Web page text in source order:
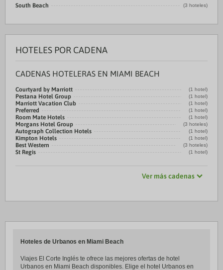
South Beach (3 hoteles)
HOTELES POR CADENA
CADENAS HOTELERAS EN MIAMI BEACH
Courtyard by Marriott (1 hotel)
Pestana Hotel Group (1 hotel)
Marriott Vacation Club (1 hotel)
Preferred (1 hotel)
Room Mate Hotels (1 hotel)
Morgans Hotel Group (3 hoteles)
Autograph Collection Hotels (1 hotel)
Kimpton Hotels (1 hotel)
Best Western (3 hoteles)
St Regis (1 hotel)
Ver más cadenas
Hoteles de Urbanos en Miami Beach
Viajes El Corte Inglés te ofrece las mejores ofertas de hotel
Urbanos en Miami Beach disponibles. Elige el hotel Urbanos en